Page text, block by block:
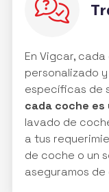
En Vigcar,
personalizado
específicas de
cada coche es
lavado de
a tus
de coche o un
aseguramos